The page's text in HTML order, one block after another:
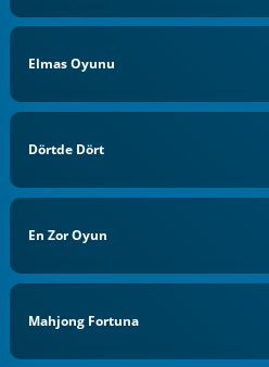
Elmas Oyunu
Dörtde Dört
En Zor Oyun
Mahjong Fortuna